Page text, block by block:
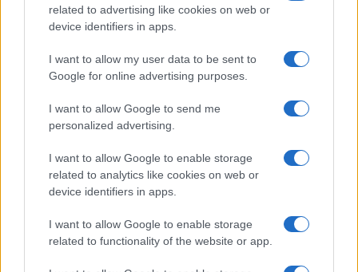
related to advertising like cookies on web or
device identifiers in apps.
I want to allow my user data to be sent to
Google for online advertising purposes.
I want to allow Google to send me
personalized advertising.
I want to allow Google to enable storage
related to analytics like cookies on web or
device identifiers in apps.
I want to allow Google to enable storage
related to functionality of the website or app.
I nostri cari
I nostri cari
Giovannimaria Cabras